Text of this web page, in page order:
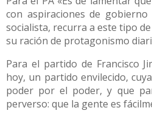
con aspiraciones de
socialista, recurra a este tipo
su ración de protagonismo
Para el partido de Francisco
hoy, un partido envilecido,
poder por el poder, y que
perverso: que la gente es